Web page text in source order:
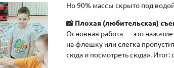
Но 90% массы скрыто под
📸 Плохая (любительская)
Основная работа — это
на флешку или слегка
сюда и посмотреть сюда». Итог: